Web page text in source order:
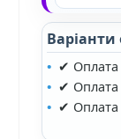
✔ Оплата
✔ Оплата
✔ Оплата